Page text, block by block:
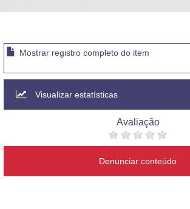
Mostrar registro completo do item
Visualizar estatísticas
Avaliação
Denunciar conteúdo